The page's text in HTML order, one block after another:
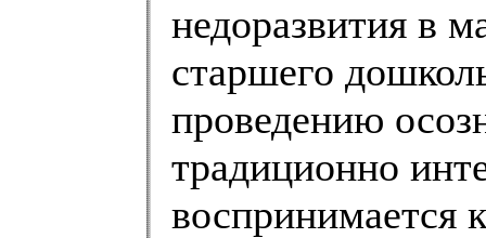
недоразвития в
старшего
проведению
традиционно
воспринимается